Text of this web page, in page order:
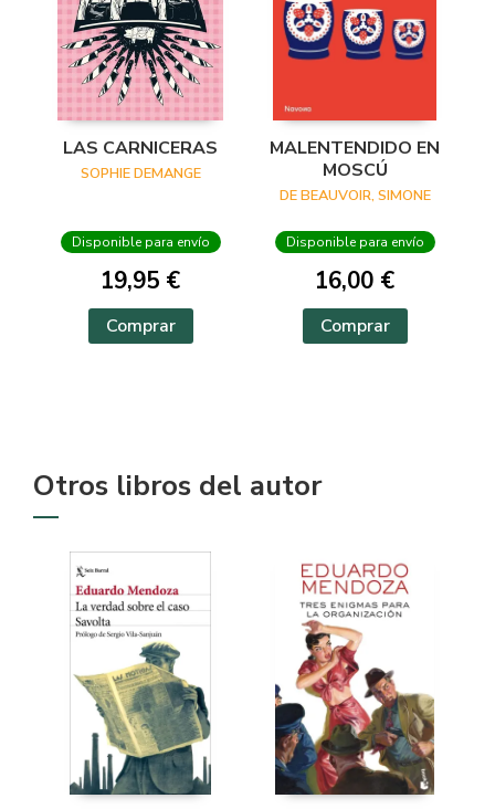
LAS CARNICERAS
SOPHIE DEMANGE
Disponible para envío
19,95 €
Comprar
MALENTENDIDO EN
MOSCÚ
DE BEAUVOIR, SIMONE
Disponible para envío
16,00 €
Comprar
Otros libros del autor